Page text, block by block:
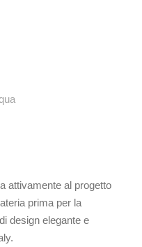
attivamente al progetto
prima per la
design elegante e